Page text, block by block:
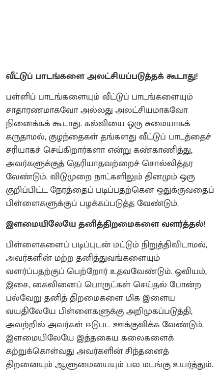
வீட்டுப் பாடங்களை அலட்சியப்படுத்தக் கூடாது!
பள்ளிப் பாடங்களையும் வீட்டுப் பாடங்களையும்
சாதாரணமாகவோ அல்லது அலட்சியமாகவோ
நினைக்கக் கூடாது. கல்வியை ஒரு சுமையாகக்
கருதாமல், குழந்தைகள் தங்களது வீட்டுப் பாடத்தைச்
சரியாகச் செய்கிறார்களா என்று கண்காணித்து,
அவர்களுக்குத் தெரியாதவற்றைச் சொல்லித்தர
வேண்டும். விடுமுறை நாட்களிலும் தினமும் ஒரு
குறிப்பிட்ட நேரத்தைப் படிப்பதற்கென ஒதுக்குவதைப்
பிள்ளைகளுக்குப் பழக்கப்படுத்த வேண்டும்.
இளமையிலேயே தனித்திறமைகளை வளர்த்தல்!
பிள்ளைகளைப் படிப்புடன் மட்டும் நிறுத்திவிடாமல்,
அவர்களின் மற்ற தனித்துவங்களையும்
வளர்ப்பதற்குப் பெற்றோர் உதவவேண்டும். ஓவியம்,
இசை, கைவினைப் பொருட்கள் செய்தல் போன்ற
பல்வேறு தனித் திறமைகளை மிக இளைய
வயதிலேயே பிள்ளைகளுக்கு அறிமுகப்படுத்தி,
அவற்றில் அவர்கள் ஈடுபட ஊக்குவிக்க வேண்டும்.
இளமையிலேயே இத்தகைய கலைகளைக்
கற்றுக்கொள்வது அவர்களின் சிந்தனைத்
திறனையும் ஆளுமையையும் பல மடங்கு உயர்த்தும்.